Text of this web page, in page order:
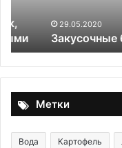
29.05.2020
Закусочные
Метки
Вода Картофель